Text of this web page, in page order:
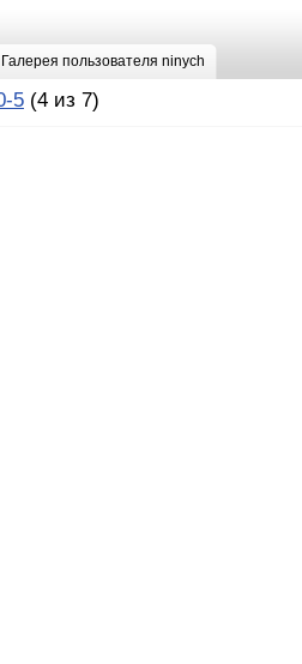
Галерея пользователя ninych
5 (4 из 7)